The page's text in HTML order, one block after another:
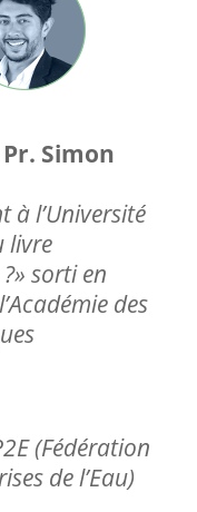
Pr. Simon
à l’Université
livre
sorti en
des
(Fédération
de l’Eau)